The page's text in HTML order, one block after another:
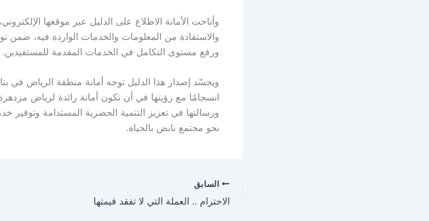
وأتاحت الأمانة الاطلاع على الدليل عبر موقعها
والاستفادة من المعلومات والخدمات الواردة فيه، ضمن
ورفع مستوى التكامل في الخدمات المقدمة للمستفيدين.
ويجسّد إصدار هذا الدليل توجه أمانة منطقة الرياض في
انسجامًا مع رؤيتها في أن تكون أمانة رائدة لرياض
ورسالتها في تعزيز التنمية الحضرية المستدامة وتوفير
نحو مجتمع نابض بالحياة.
السابق
الاحترام .. العملة التي لا تفقد قيمتها